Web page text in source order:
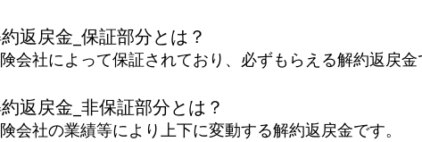
返戻金_保証部分とは？
会社によって保証されており、必ずもらえる解約返戻金
返戻金_非保証部分とは？
会社の業績等により上下に変動する解約返戻金です。